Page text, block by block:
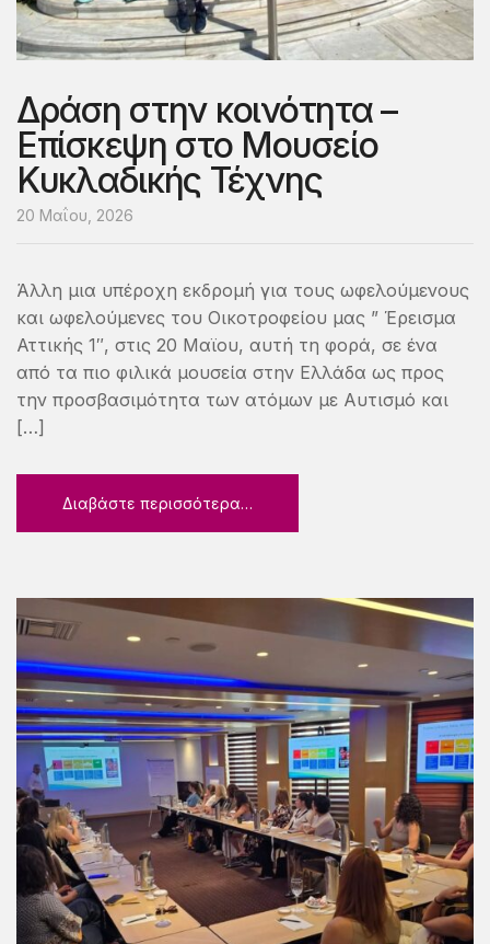
Δράση στην κοινότητα –
Επίσκεψη στο Μουσείο
Κυκλαδικής Τέχνης
20 Μαΐου, 2026
Άλλη μια υπέροχη εκδρομή για τους ωφελούμενους
και ωφελούμενες του Οικοτροφείου μας ” Έρεισμα
Αττικής 1″, στις 20 Μαϊου, αυτή τη φορά, σε ένα
από τα πιο φιλικά μουσεία στην Ελλάδα ως προς
την προσβασιμότητα των ατόμων με Αυτισμό και
[…]
Διαβάστε περισσότερα…